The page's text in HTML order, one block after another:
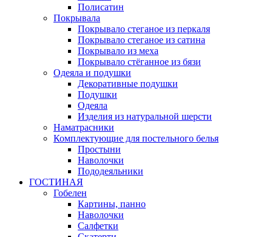
Полисатин
Покрывала
Покрывало стеганое из перкаля
Покрывало стеганое из сатина
Покрывало из меха
Покрывало стёганное из бязи
Одеяла и подушки
Декоративные подушки
Подушки
Одеяла
Изделия из натуральной шерсти
Наматраcники
Комплектующие для постельного белья
Простыни
Наволочки
Пододеяльники
ГОСТИНАЯ
Гобелен
Картины, панно
Наволочки
Салфетки